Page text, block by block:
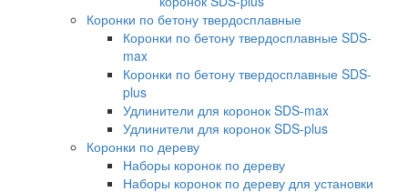
Коронки по бетону твердосплавные
Коронки по бетону твердосплавные SDS-
max
Коронки по бетону твердосплавные SDS-
plus
Удлинители для коронок SDS-max
Удлинители для коронок SDS-plus
Коронки по дереву
Наборы коронок по дереву
Наборы коронок по дереву для установки